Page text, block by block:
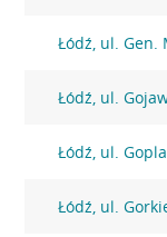
Łódź, ul. Gen.
Łódź, ul.
Łódź, ul.
Łódź, ul.